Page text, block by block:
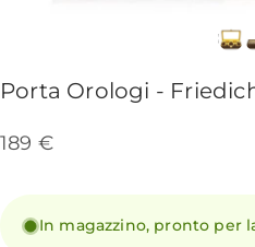
Porta Orologi -
189 €
In magazzino, pronto per